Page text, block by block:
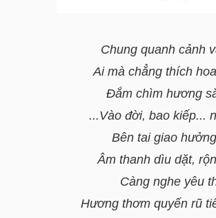
Chung quanh cảnh
Ai mà chẳng thích
Đắm chìm hương
...Vào đời, bao kiếp...
Bên tai giao
Âm thanh dìu dặt,
Càng nghe yêu
Hương thơm quyến rũ